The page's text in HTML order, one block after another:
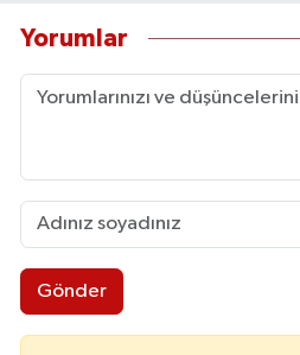
Yorumlar
Gönder